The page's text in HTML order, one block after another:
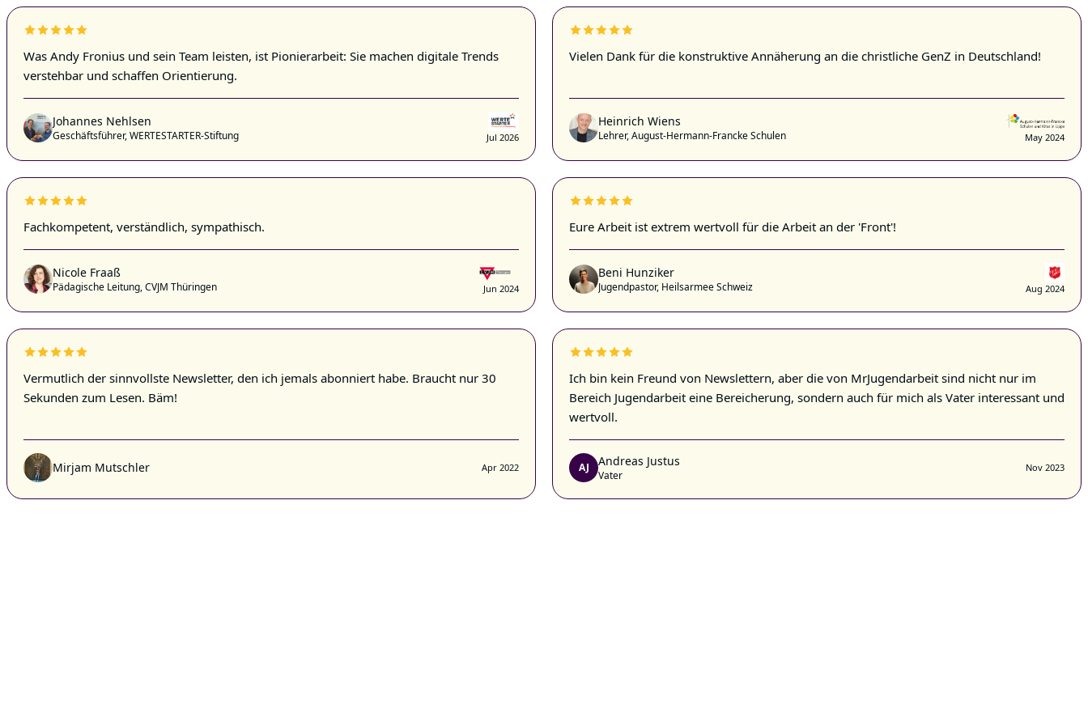
Was Andy Fronius und sein Team leisten, ist Pionierarbeit: Sie machen digitale Trends
verstehbar und schaffen Orientierung.
Johannes Nehlsen
Geschäftsführer, WERTESTARTER-Stiftung Jul 2026
Vielen Dank für die konstruktive Annäherung an die christliche GenZ in Deutschland!
Heinrich Wiens
Lehrer, August-Hermann-Francke Schulen May 2024
Fachkompetent, verständlich, sympathisch.
Nicole Fraaß
Pädagische Leitung, CVJM Thüringen Jun 2024
Eure Arbeit ist extrem wertvoll für die Arbeit an der 'Front'!
Beni Hunziker
Jugendpastor, Heilsarmee Schweiz Aug 2024
Vermutlich der sinnvollste Newsletter, den ich jemals abonniert habe. Braucht nur 30
Sekunden zum Lesen. Bäm!
Mirjam Mutschler Apr 2022
Ich bin kein Freund von Newslettern, aber die von MrJugendarbeit sind nicht nur im
Bereich Jugendarbeit eine Bereicherung, sondern auch für mich als Vater interessant und
wertvoll.
AJ Andreas Justus
Vater
Nov 2023